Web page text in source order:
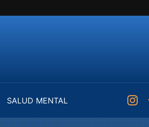
SALUD MENTAL